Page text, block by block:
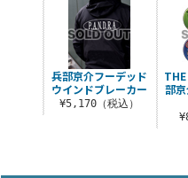
兵部京介フーデッド
ウインドブレーカー
¥5,170（税込）
部